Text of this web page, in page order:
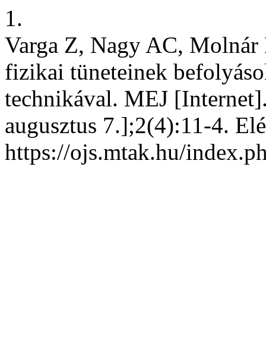
1.
Varga Z, Nagy AC, Molnár
fizikai tüneteinek
technikával. MEJ
augusztus 7.];2(4):11-4.
https://ojs.mtak.hu/